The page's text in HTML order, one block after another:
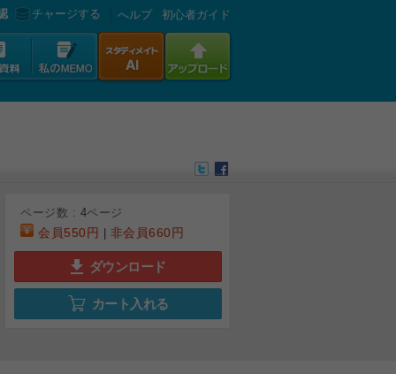
チャージする へルプ 初心者ガイド
ページ数 : 4ページ
会員550円 非会員660円
ダウンロード
カート入れる